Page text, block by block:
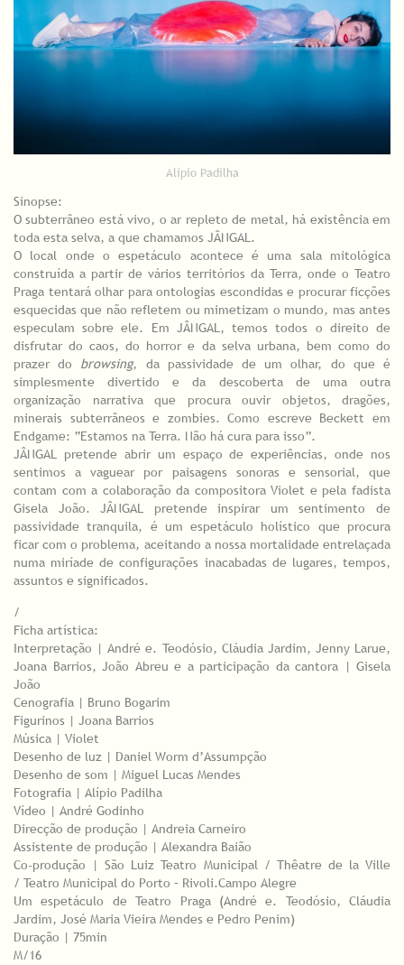
Alípio Padilha
Sinopse:
O subterrâneo está vivo, o ar repleto de metal, há existência em
toda esta selva, a que chamamos JÂNGAL.
O local onde o espetáculo acontece é uma sala mitológica
construída a partir de vários territórios da Terra, onde o Teatro
Praga tentará olhar para ontologias escondidas e procurar ficções
esquecidas que não refletem ou mimetizam o mundo, mas antes
especulam sobre ele. Em JÂNGAL, temos todos o direito de
disfrutar do caos, do horror e da selva urbana, bem como do
prazer do browsing, da passividade de um olhar, do que é
simplesmente divertido e da descoberta de uma outra
organização narrativa que procura ouvir objetos, dragões,
minerais subterrâneos e zombies. Como escreve Beckett em
Endgame: “Estamos na Terra. Não há cura para isso”.
JÂNGAL pretende abrir um espaço de experiências, onde nos
sentimos a vaguear por paisagens sonoras e sensorial, que
contam com a colaboração da compositora Violet e pela fadista
Gisela João. JÂNGAL pretende inspirar um sentimento de
passividade tranquila, é um espetáculo holístico que procura
ficar com o problema, aceitando a nossa mortalidade entrelaçada
numa miríade de configurações inacabadas de lugares, tempos,
assuntos e significados.
/
Ficha artística:
Interpretação | André e. Teodósio, Cláudia Jardim, Jenny Larue,
Joana Barrios, João Abreu e a participação da cantora | Gisela
João
Cenografia | Bruno Bogarim
Figurinos | Joana Barrios
Música | Violet
Desenho de luz | Daniel Worm d’Assumpção
Desenho de som | Miguel Lucas Mendes
Fotografia | Alípio Padilha
Vídeo | André Godinho
Direcção de produção | Andreia Carneiro
Assistente de produção | Alexandra Baião
Co-produção | São Luiz Teatro Municipal / Thêatre de la Ville
/ Teatro Municipal do Porto – Rivoli.Campo Alegre
Um espetáculo de Teatro Praga (André e. Teodósio, Cláudia
Jardim, José Maria Vieira Mendes e Pedro Penim)
Duração | 75min
M/16